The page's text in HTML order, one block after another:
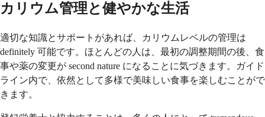
カリウム管理と健やかな生活
適切な知識とサポートがあれば、カリウムレベルの管理は
definitely 可能です。ほとんどの人は、最初の調整期間の後、食
事や薬の変更が second nature になることに気づきます。ガイド
ライン内で、依然として多様で美味しい食事を楽しむことがで
きます。